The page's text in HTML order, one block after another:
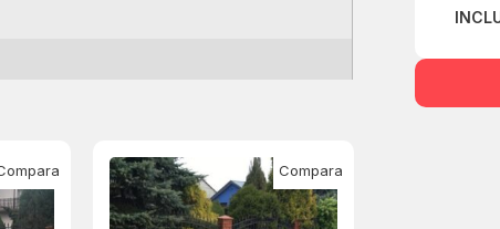
Compara